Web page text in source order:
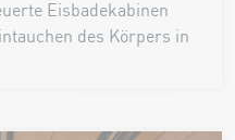
Eisbadekabinen
des Körpers in